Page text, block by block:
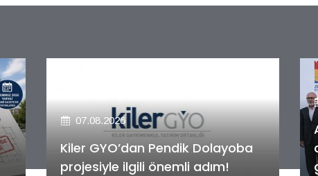
07.08.2026
Alya Merkezefendi Konutları'nın
anahtar teslim töreni
gerçekleştirildi!